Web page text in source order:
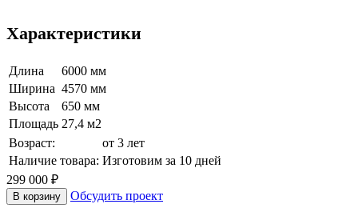
Характеристики
Длина
6000 мм
Ширина 4570 мм
Высота
650 мм
Площадь 27,4 м2
Возраст:
от 3 лет
Наличие товара: Изготовим за 10 дней
299 000 ₽
В корзину Обсудить проект